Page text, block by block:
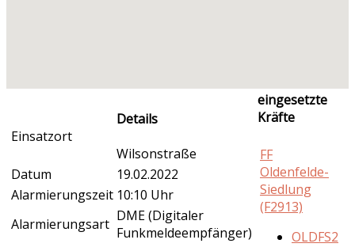
Einsatzort
Details
Wilsonstraße
Datum
19.02.2022
Alarmierungszeit 10:10 Uhr
Alarmierungsart DME (Digitaler
Funkmeldeempfänger)
eingesetzte
Kräfte
FF
Oldenfelde-
Siedlung
(F2913)
OLDFS2